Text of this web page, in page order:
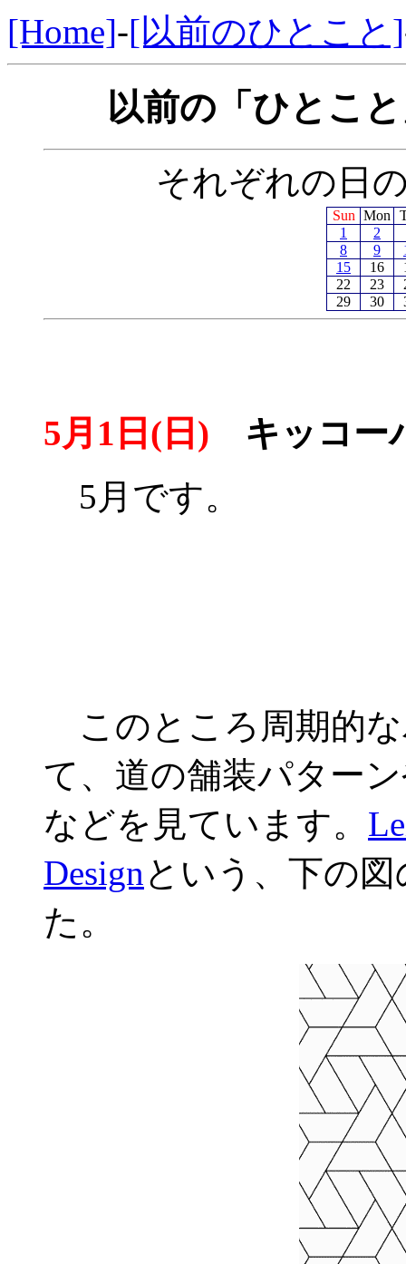
[Home]-[以前のひとこと]
以前の「ひとこ
それぞれの日
Sun Mon
1
2
8
9
15
16
22
23
29
30
5月1日(日) キッコー
5月です。
このところ周期的
て、道の舗装パター
などを見ています。
Designという、下の
た。